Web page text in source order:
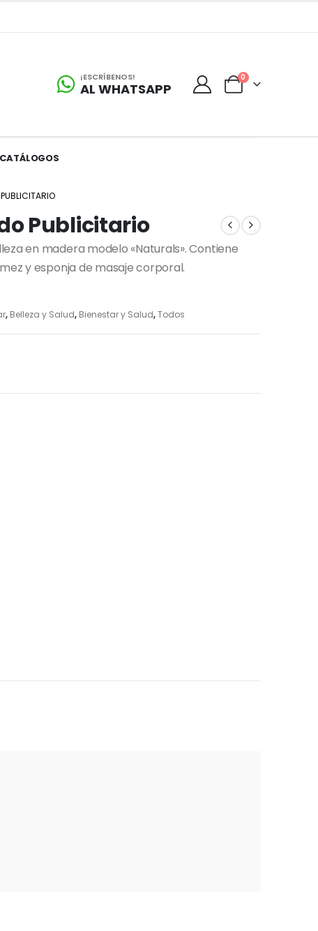
¡ESCRÍBENOS!
AL WHATSAPP
0
CATÁLOGOS
Publicitario
en madera modelo «Naturals». Contiene
y esponja de masaje corporal.
, Belleza y Salud, Bienestar y Salud,Todos